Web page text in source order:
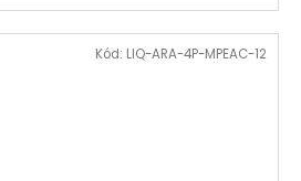
Kód: LIQ-ARA-4P-MPEAC-12